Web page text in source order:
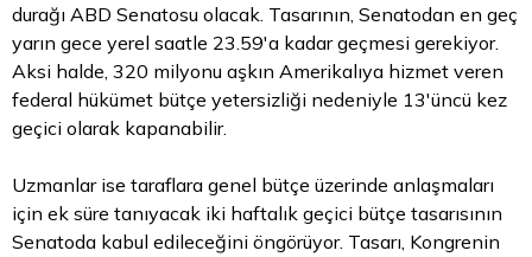
durağı ABD Senatosu olacak. Tasarının, Senatodan en geç
yarın gece yerel saatle 23.59'a kadar geçmesi gerekiyor.
Aksi halde, 320 milyonu aşkın Amerikalıya hizmet veren
federal hükümet bütçe yetersizliği nedeniyle 13'üncü kez
geçici olarak kapanabilir.
Uzmanlar ise taraflara genel bütçe üzerinde anlaşmaları
için ek süre tanıyacak iki haftalık geçici bütçe tasarısının
Senatoda kabul edileceğini öngörüyor. Tasarı, Kongrenin